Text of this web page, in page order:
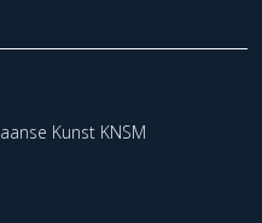
Kunst KNSM